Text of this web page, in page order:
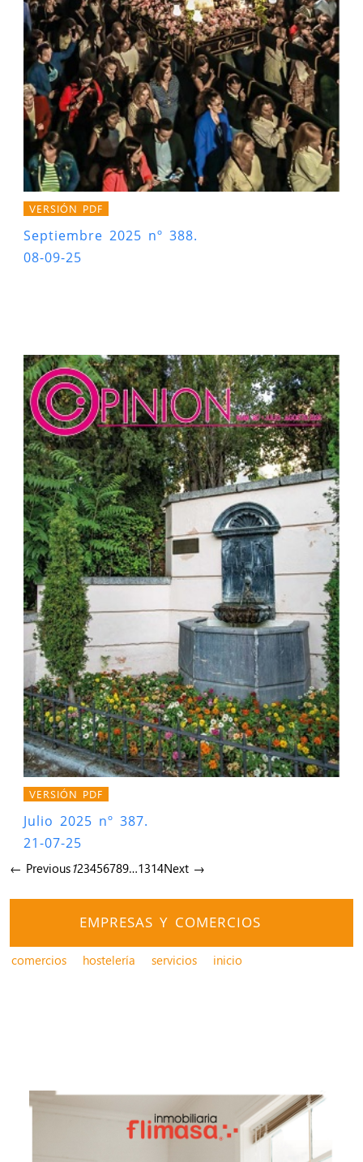
VERSIÓN PDF
Septiembre 2025 nº 388.
08-09-25
VERSIÓN PDF
Julio 2025 nº 387.
21-07-25
← Previous123456789…1314Next →
EMPRESAS Y COMERCIOS
comercios hostelería servicios inicio